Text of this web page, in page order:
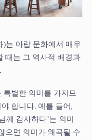
때는 그 역사적 배경과
특별한 의미를 가지므
합니다. 예를 들어,
으면 의미가 왜곡될 수